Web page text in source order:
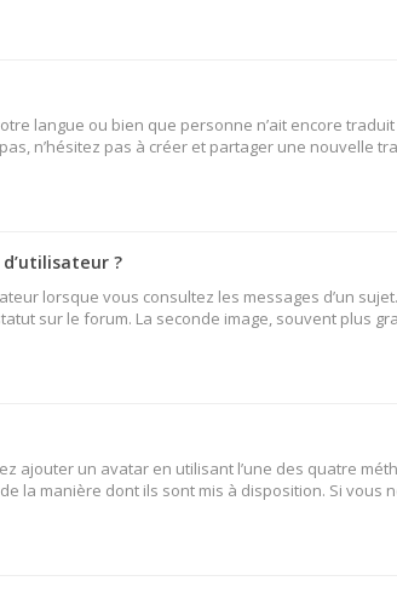
langue ou bien que personne n’ait encore
n’hésitez pas à créer et partager une nouvelle
?
lorsque vous consultez les messages d’un
sur le forum. La seconde image, souvent plus
ajouter un avatar en utilisant l’une des quatre
la manière dont ils sont mis à disposition. Si